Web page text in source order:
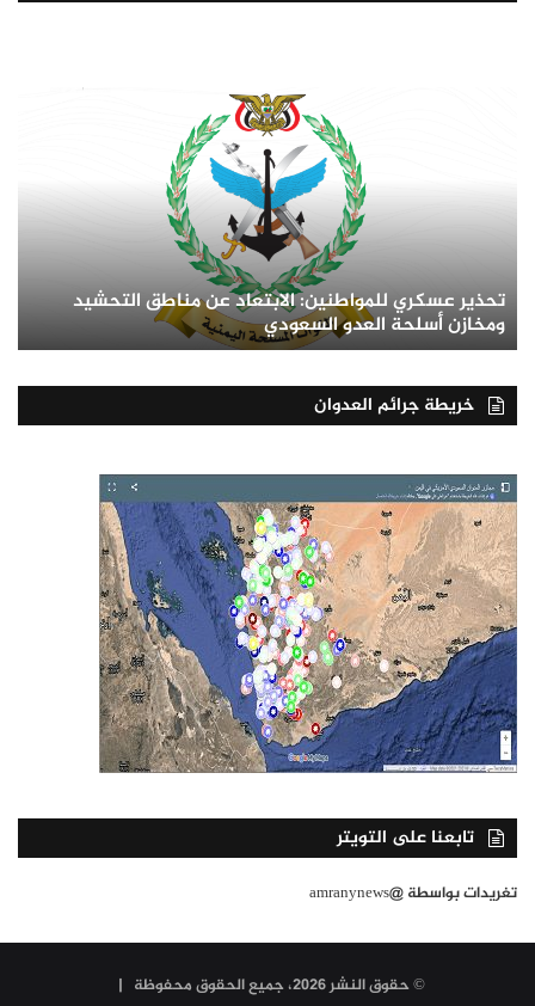
تحذير عسكري للمواطنين: الابتعاد عن مناطق التحشيد
ومخازن أسلحة العدو السعودي
خريطة جرائم العدوان
تابعنا على التويتر
تغريدات بواسطة @amranynews
© حقوق النشر 2026، جميع الحقوق محفوظة |